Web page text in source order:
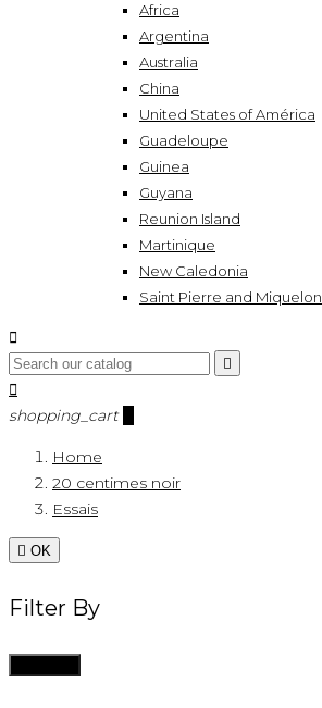
Africa
Argentina
Australia
China
United States of América
Guadeloupe
Guinea
Guyana
Reunion Island
Martinique
New Caledonia
Saint Pierre and Miquelon



shopping_cart
Home
20 centimes noir
Essais
 OK
Filter By